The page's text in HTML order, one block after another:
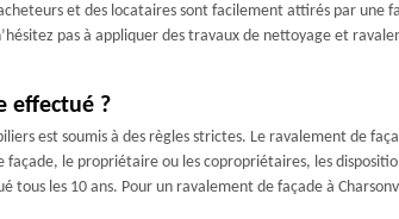
et des locataires sont facilement attirés par une
pas à appliquer des travaux de nettoyage et
effectué ?
est soumis à des règles strictes. Le ravalement de
le propriétaire ou les copropriétaires, les
les 10 ans. Pour un ravalement de façade à